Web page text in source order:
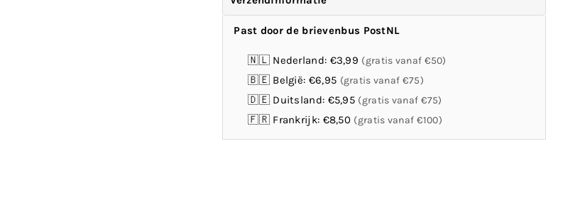
Past door de brievenbus PostNL
🇳🇱 Nederland: €3,99 (gratis vanaf €50)
🇧🇪 België: €6,95 (gratis vanaf €75)
🇩🇪 Duitsland: €5,95 (gratis vanaf €75)
🇫🇷 Frankrijk: €8,50 (gratis vanaf €100)